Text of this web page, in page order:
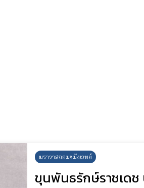
ฆราวาสจอมขมังเวทย์
ขุนพันธรักษ์ราชเดช